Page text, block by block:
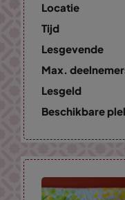
Locatie
Tijd
Lesgevende
Max.
Lesgeld
Beschikbare